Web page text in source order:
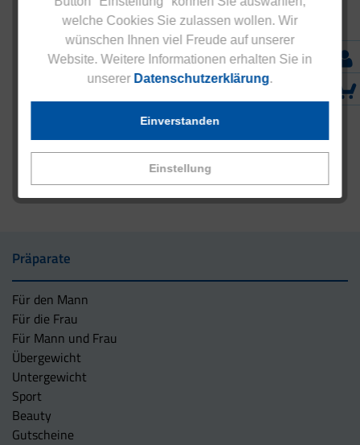
welche Cookies Sie zulassen wollen. Wir
wünschen Ihnen viel Freude auf unserer
Website. Weitere Informationen erhalten Sie in
unserer Datenschutzerklärung.
Einstellung
Einverstanden
Präparate
Für den Mann
Für die Frau
Für Mann und Frau
Übergewicht
Untergewicht
Sport
Beauty
Gutscheine